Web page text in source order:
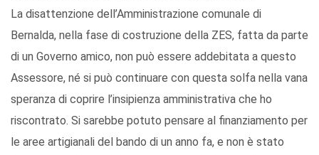
La disattenzione dell’Amministrazione comunale di
Bernalda, nella fase di costruzione della ZES, fatta da parte
di un Governo amico, non può essere addebitata a questo
Assessore, né si può continuare con questa solfa nella vana
speranza di coprire l’insipienza amministrativa che ho
riscontrato. Si sarebbe potuto pensare al finanziamento per
le aree artigianali del bando di un anno fa, e non è stato